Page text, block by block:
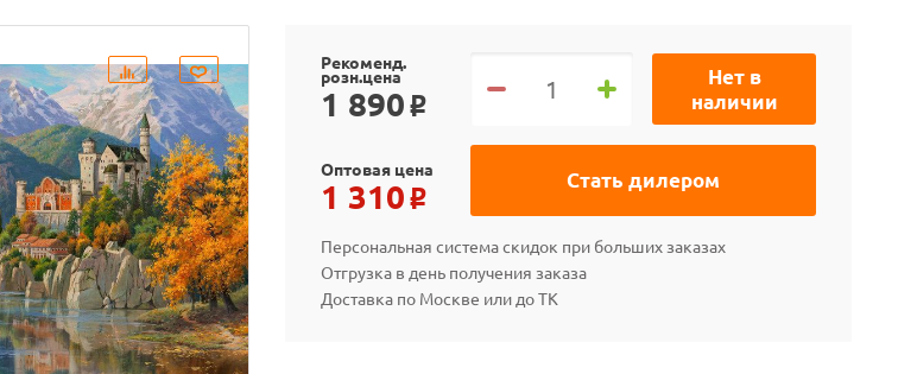
Рекоменд.
розн.цена
1 890 o
Нет в
наличии
Стать дилером
Оптовая цена
1 310 o
Персональная система скидок при больших заказах
Отгрузка в день получения заказа
Доставка по Москве или до ТК